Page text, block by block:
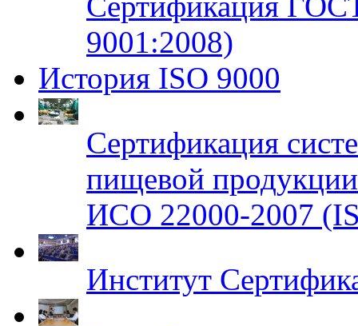
9001:2008)
История ISO 9000
Сертификация
пищевой
ИСО 22000-2007
Институт